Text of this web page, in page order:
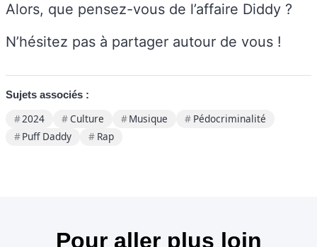
Alors, que pensez-vous de l’affaire Diddy ?
N’hésitez pas à partager autour de vous !
Sujets associés :
2024 Culture Musique
Pédocriminalité
Puff Daddy
Rap
Pour aller plus loin